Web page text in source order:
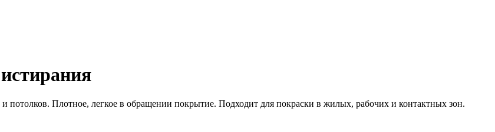
и потолков. Плотное, легкое в обращении покрытие. Подходит для покраски в жилых, рабочих и контактных зон.